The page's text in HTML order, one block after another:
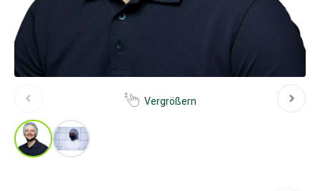
Vergrößern